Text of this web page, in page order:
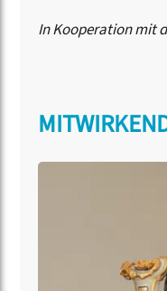
In Kooperation mit